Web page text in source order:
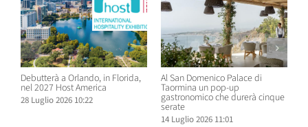
Debutterà a Orlando, in Florida,
nel 2027 Host America
28 Luglio 2026 10:22
Al San Domenico Palace di
Taormina un pop-up
gastronomico che durerà cinque
serate
14 Luglio 2026 11:01